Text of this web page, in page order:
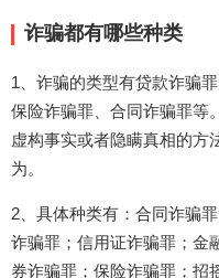
诈骗都有哪些种类
1、诈骗的类型有贷款诈骗
保险诈骗罪、合同诈骗罪等
虚构事实或者隐瞒真相的方
为。
2、具体种类有：合同诈骗
诈骗罪；信用证诈骗罪；金
券诈骗罪；保险诈骗罪；招